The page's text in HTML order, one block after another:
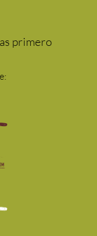
primero